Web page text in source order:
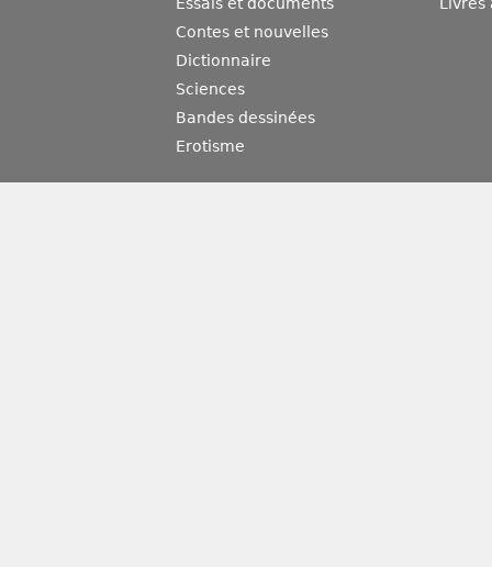
Essais et documents
Contes et nouvelles
Dictionnaire
Sciences
Bandes dessinées
Erotisme
Livres